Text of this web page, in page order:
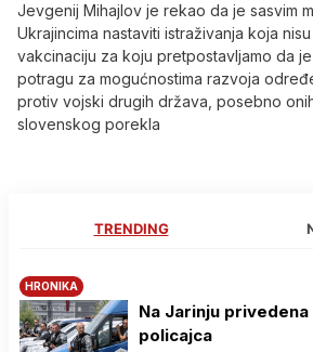
Jevgenij Mihajlov je rekao da je sasvim
Ukrajincima nastaviti istraživanja koja
vakcinaciju za koju pretpostavljamo da
potragu za mogućnostima razvoja
protiv vojski drugih država, posebno
slovenskog porekla
TRENDING
HRONIKA
Na Јarinju
policajca